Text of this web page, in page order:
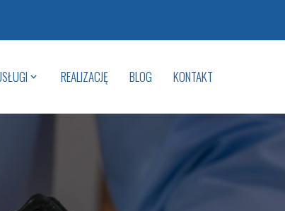
REALIZACJĘ BLOG KONTAKT